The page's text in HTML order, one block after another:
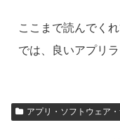
ここまで読んでく
では、良いアプリラ
アプリ・ソフトウェア